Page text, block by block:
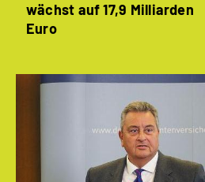
wächst auf 17,9 Milliarden
Euro